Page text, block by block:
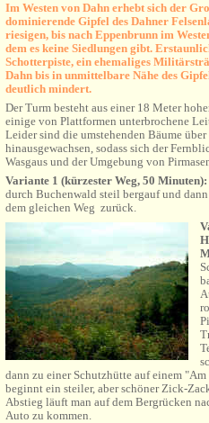
Im Westen von Dahn erhebt sich der
dominierende Gipfel des Dahner
riesigen, bis nach Eppenbrunn im
dem es keine Siedlungen gibt.
Schotterpiste, ein ehemaliges
Dahn bis in unmittelbare Nähe des Gipfe
deutlich mindert.
Der Turm besteht aus einer 18 Meter
einige von Plattformen unterbrochene
Leider sind die umstehenden Bäume üb
hinausgewachsen, sodass sich der
Wasgaus und der Umgebung von
Variante 1 (kürzester Weg, 50 Minuten):
durch Buchenwald steil bergauf und
dem gleichen Weg zurück.
dann zu einer Schutzhütte auf einem
beginnt ein steiler, aber schöner Zick-
Abstieg läuft man auf dem Bergrücken
Auto zu kommen.